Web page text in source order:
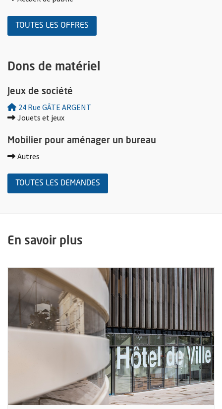
TOUTES LES OFFRES
Dons de matériel
Jeux de société
24 Rue GÂTE ARGENT
Jouets et jeux
Plus d'information sur la demande de don : Jeux de société
Mobilier pour aménager un bureau
Autres
Plus d'information sur la demande de don : Mobilier pour
TOUTES LES DEMANDES
En savoir plus
Plus d'information sur : Contacter la mairie